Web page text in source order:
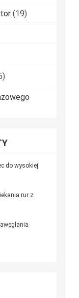
(19)
do wysokiej
rur z